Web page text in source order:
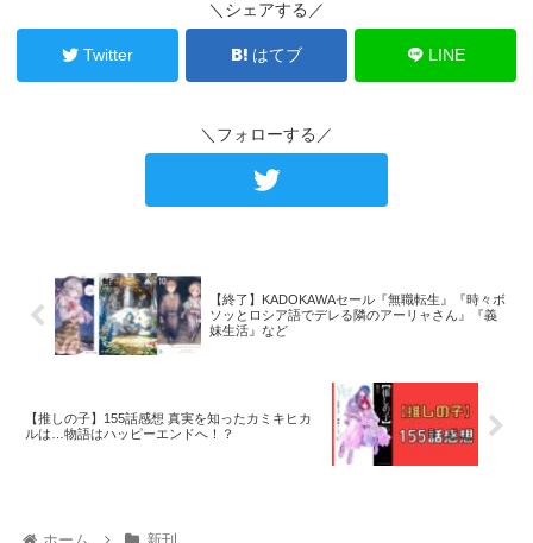
＼シェアする／
Twitter はてブ LINE
＼フォローする／
【終了】KADOKAWAセール『無職転生』『時々ボ
ソッとロシア語でデレる隣のアーリャさん』『義
妹生活』など
【推しの子】155話感想 真実を知ったカミキヒカ
ルは…物語はハッピーエンドへ！？